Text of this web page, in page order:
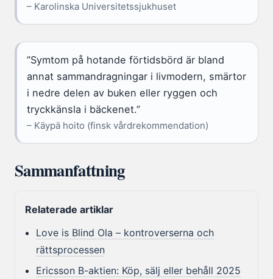
– Karolinska Universitetssjukhuset
”Symtom på hotande förtidsbörd är bland
annat sammandragningar i livmodern, smärtor
i nedre delen av buken eller ryggen och
tryckkänsla i bäckenet.”
– Käypä hoito (finsk vårdrekommendation)
Sammanfattning
Relaterade artiklar
Love is Blind Ola – kontroverserna och
rättsprocessen
Ericsson B-aktien: Köp, sälj eller behåll 2025